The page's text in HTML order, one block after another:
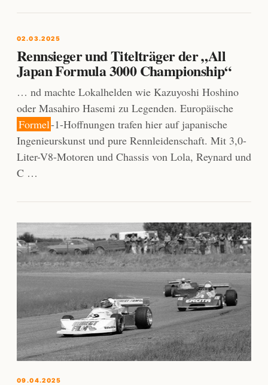
02.03.2025
Rennsieger und Titelträger der „All
Japan Formula 3000 Championship“
… nd machte Lokalhelden wie Kazuyoshi Hoshino
oder Masahiro Hasemi zu Legenden. Europäische
Formel-1-Hoffnungen trafen hier auf japanische
Ingenieurskunst und pure Rennleidenschaft. Mit 3,0-
Liter-V8-Motoren und Chassis von Lola, Reynard und
C …
09.04.2025